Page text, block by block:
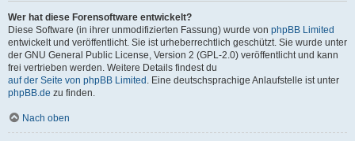
Wer hat diese Forensoftware entwickelt?
Diese Software (in ihrer unmodifizierten Fassung) wurde von phpBB Limited
entwickelt und veröffentlicht. Sie ist urheberrechtlich geschützt. Sie wurde unter
der GNU General Public License, Version 2 (GPL-2.0) veröffentlicht und kann
frei vertrieben werden. Weitere Details findest du
auf der Seite von phpBB Limited . Eine deutschsprachige Anlaufstelle ist unter
phpBB.de zu finden.
Nach oben